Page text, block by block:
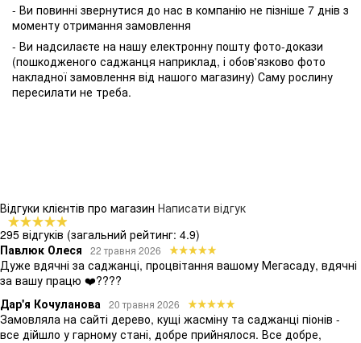
- Ви повинні звернутися до нас в компанію не пізніше 7 днів з
моменту отримання замовлення
- Ви надсилаєте на нашу електронну пошту фото-докази
(пошкодженого саджанця наприклад, і обов'язково фото
накладної замовлення від нашого магазину) Саму рослину
пересилати не треба.
Відгуки клієнтів про магазин Написати відгук
295 відгуків (загальний рейтинг: 4.9)
Павлюк Олеся
22 травня 2026
Дуже вдячні за саджанці, процвітання вашому Мегасаду, вдячні
за вашу працю ❤️????
Дар'я Кочуланова
20 травня 2026
Замовляла на сайті дерево, кущі жасміну та саджанці піонів -
все дійшло у гарному стані, добре прийнялося. Все добре,